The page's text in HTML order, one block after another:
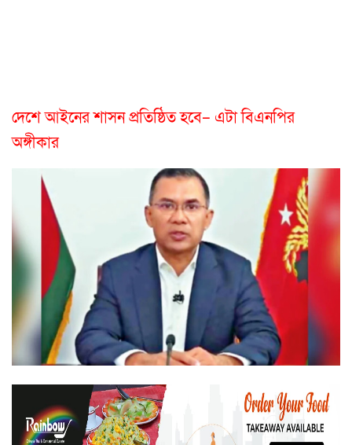
দেশে আইনের শাসন প্রতিষ্ঠিত হবে– এটা বিএনপির
অঙ্গীকার